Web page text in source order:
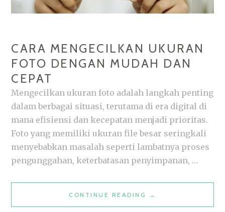
CARA MENGECILKAN UKURAN
FOTO DENGAN MUDAH DAN
CEPAT
Mengecilkan ukuran foto adalah langkah penting
dalam berbagai situasi, terutama di era digital di
mana efisiensi dan kecepatan menjadi prioritas.
Foto yang memiliki ukuran file besar seringkali
menyebabkan masalah seperti lambatnya proses
pengunggahan, keterbatasan penyimpanan, …
CONTINUE READING
CARA
MENGECILKAN
→